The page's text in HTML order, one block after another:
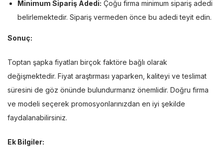
Minimum Sipariş Adedi: Çoğu firma minimum sipariş adedi
belirlemektedir. Sipariş vermeden önce bu adedi teyit edin.
Sonuç:
Toptan şapka fiyatları birçok faktöre bağlı olarak
değişmektedir. Fiyat araştırması yaparken, kaliteyi ve teslimat
süresini de göz önünde bulundurmanız önemlidir. Doğru firma
ve modeli seçerek promosyonlarınızdan en iyi şekilde
faydalanabilirsiniz.
Ek Bilgiler: